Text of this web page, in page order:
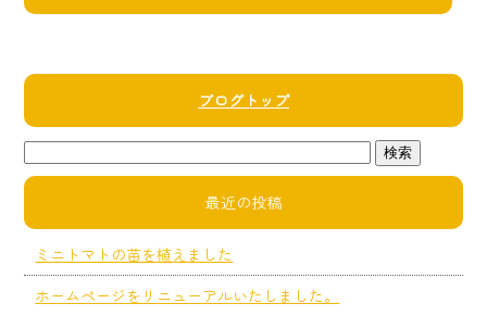
ブログトップ
最近の投稿
ミニトマトの苗を植えました
ホームページをリニューアルいたしました。